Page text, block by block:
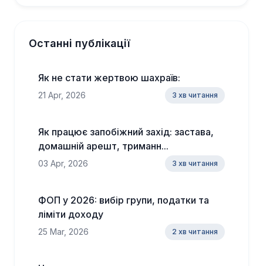
Останні публікації
Як не стати жертвою шахраїв:
21 Apr, 2026 3 хв читання
Як працює запобіжний захід: застава,
домашній арешт, триманн...
03 Apr, 2026 3 хв читання
ФОП у 2026: вибір групи, податки та
ліміти доходу
25 Mar, 2026 2 хв читання